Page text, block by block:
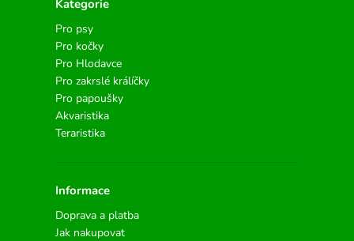
Kategorie
Pro psy
Pro kočky
Pro Hlodavce
Pro zakrslé králíčky
Pro papoušky
Akvaristika
Teraristika
Informace
Doprava a platba
Jak nakupovat